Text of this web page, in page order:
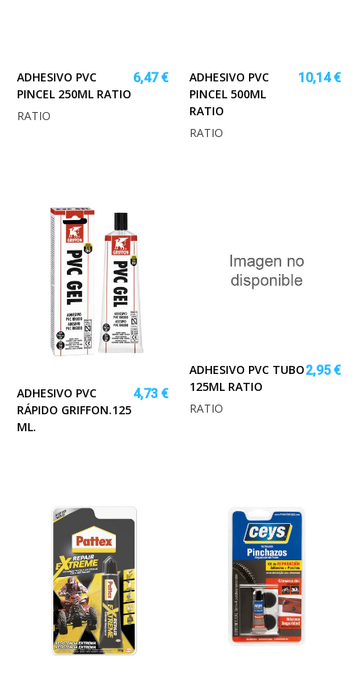
ADHESIVO PVC
PINCEL 250ML RATIO
6,47 €
RATIO
ADHESIVO PVC
PINCEL 500ML
RATIO
10,14 €
RATIO
ADHESIVO PVC
RÁPIDO GRIFFON.125
ML.
4,73 €
ADHESIVO PVC TUBO
125ML RATIO
2,95 €
RATIO